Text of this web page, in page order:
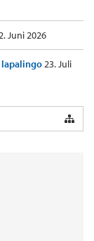
Juni 2026
lapalingo23. Juli